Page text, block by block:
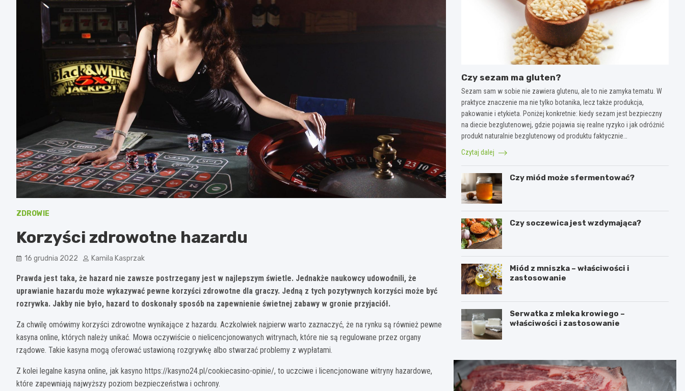
ZDROWIE
Korzyści zdrowotne hazardu
16 grudnia 2022 Kamila Kasprzak
Prawda jest taka, że hazard nie zawsze postrzegany jest w najlepszym świetle. Jednakże naukowcy udowodnili, że
uprawianie hazardu ​​może wykazywać pewne korzyści zdrowotne dla graczy. Jedną z tych pozytywnych korzyści może być
rozrywka. Jakby nie było, hazard to doskonały sposób na zapewnienie świetnej zabawy w gronie przyjaciół.
Za chwilę omówimy korzyści zdrowotne wynikające z hazardu. Aczkolwiek najpierw warto zaznaczyć, że na rynku są również pewne
kasyna online, których należy unikać. Mowa oczywiście o nielicencjonowanych witrynach, które nie są regulowane przez organy
rządowe. Takie kasyna mogą oferować ustawioną rozgrywkę albo stwarzać problemy z wypłatami.
Z kolei legalne kasyna online, jak kasyno https://kasyno24.pl/cookiecasino-opinie/, to uczciwe i licencjonowane witryny hazardowe,
które zapewniają najwyższy poziom bezpieczeństwa i ochrony.
Czy sezam ma gluten?
Sezam sam w sobie nie zawiera glutenu, ale to nie zamyka tematu. W
praktyce znaczenie ma nie tylko botanika, lecz także produkcja,
pakowanie i etykieta. Poniżej konkretnie: kiedy sezam jest bezpieczny
na diecie bezglutenowej, gdzie pojawia się realne ryzyko i jak odróżnić
produkt naturalnie bezglutenowy od produktu faktycznie…
Czytaj dalej
Czy miód może sfermentować?
Czy soczewica jest wzdymająca?
Miód z mniszka – właściwości i
zastosowanie
Serwatka z mleka krowiego –
właściwości i zastosowanie